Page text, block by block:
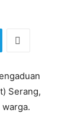
Serang,